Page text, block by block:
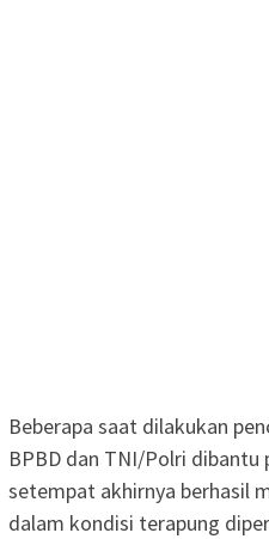
Beberapa saat dilakukan
BPBD dan TNI/Polri dibantu
setempat akhirnya berhasil
dalam kondisi terapung